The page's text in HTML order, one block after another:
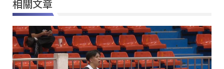
相關文章